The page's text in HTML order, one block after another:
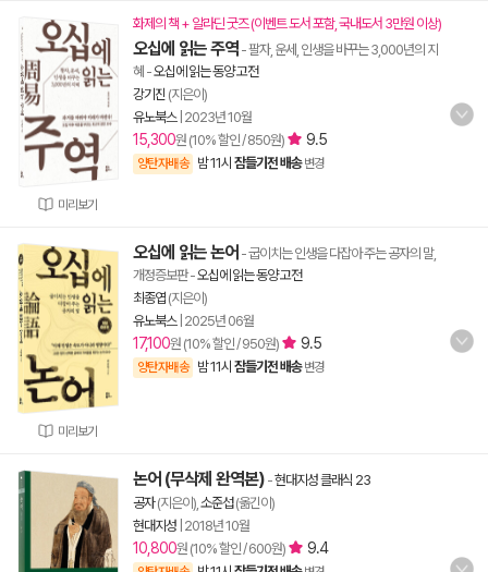
미리보기
화제의 책 + 알라딘 굿즈 (이벤트 도서 포함, 국내도서 3만원 이상)
오십에 읽는 주역 - 팔자, 운세, 인생을 바꾸는 3,000년의 지
혜 -오십에 읽는 동양 고전
강기진 (지은이)
유노북스| 2023년 10월
15,300원 (10% 할인 / 850원) 9.5
양탄자배송 밤 11시 잠들기전 배송 변경
미리보기
오십에 읽는 논어 - 굽이치는 인생을 다잡아 주는 공자의 말,
개정증보판-오십에 읽는 동양 고전
최종엽 (지은이)
유노북스| 2025년 06월
17,100원 (10% 할인 / 950원) 9.5
양탄자배송 밤 11시 잠들기전 배송 변경
논어 (무삭제 완역본) -현대지성 클래식 23
공자(지은이), 소준섭(옮긴이)
현대지성 2018년 10월
10,800원 (10% 할인 / 600원) 9.4